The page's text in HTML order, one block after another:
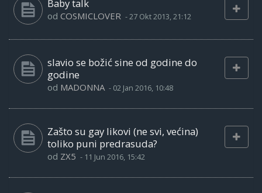
Baby talk
od COSMICLOVER -27 Okt 2013, 21:12
slavio se božić sine od godine do
godine
od MADONNA - 02 Jan 2016, 10:48
Zašto su gay likovi (ne svi, većina)
toliko puni predrasuda?
od ZX5 - 11 Jun 2016, 15:42